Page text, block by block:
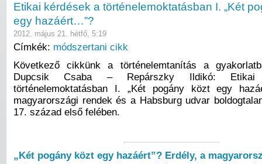
Etikai kérdések a történelemoktatásban I. „Két
egy hazáért…”?
2012. május 21. hétfő, 5:19
Címkék: módszertani cikk
Következő cikkünk a történelemtanítás a
Dupcsik Csaba – Repárszky Ildikó:
történelemoktatásban I. „Két pogány közt egy
magyarországi rendek és a Habsburg udvar
17. század első felében.
„Két pogány közt egy hazáért”? Erdély, a